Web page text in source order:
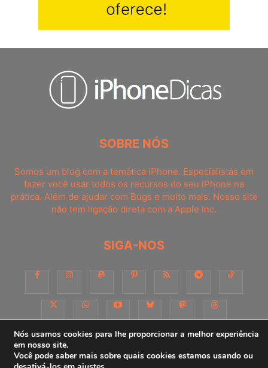
SOBRE NÓS
Somos um blog com a temática iPhone. Especialistas em
fazer você usar todos os recursos do seu iPhone na
prática. Além de ajudar com Bugs e muito mais. Nosso site
não tem ligação direta com a Apple Inc.
SIGA-NOS
Sobre Contato Apoie-nos!
Nós usamos cookies para lhe proporcionar a melhor experiência
em nosso site.
Você pode saber mais sobre quais cookies estamos usando ou